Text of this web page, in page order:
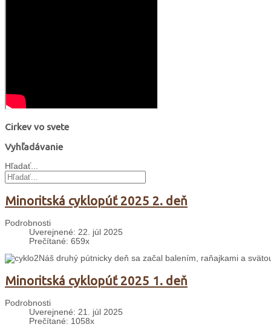
Cirkev vo svete
Vyhľadávanie
Hľadať...
Minoritská cyklopúť 2025 2. deň
Podrobnosti
Uverejnené: 22. júl 2025
Prečítané: 659x
Náš druhý pútnicky deň sa začal balením, raňajkami a
Minoritská cyklopúť 2025 1. deň
Podrobnosti
Uverejnené: 21. júl 2025
Prečítané: 1058x